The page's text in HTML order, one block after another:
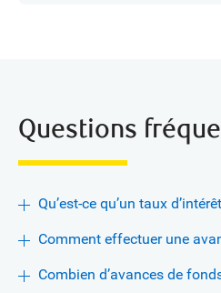
Questions
Qu’est-ce qu’un taux
Comment effectuer une
Combien d’avances de